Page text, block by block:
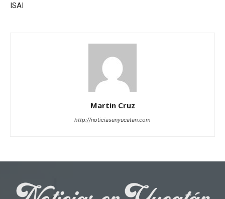
ISAI
Martin Cruz
http://noticiasenyucatan.com